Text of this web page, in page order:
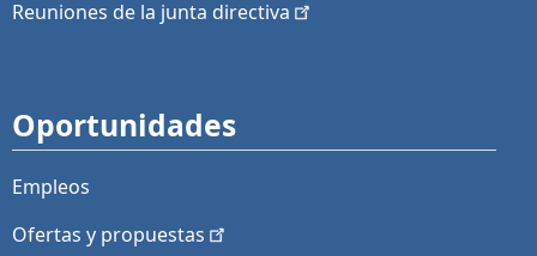
Reuniones de la junta directiva
Oportunidades
Empleos
Ofertas y propuestas